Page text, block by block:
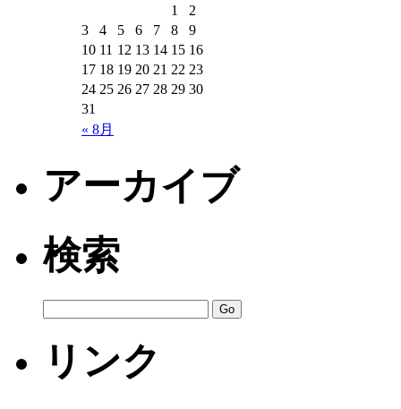
« 8月
1
2
3
4 5 6 7 8
9
10 11 12 13 14 15 16
17 18 19 20 21 22 23
24 25 26 27 28 29 30
31
アーカイブ
検索
リンク